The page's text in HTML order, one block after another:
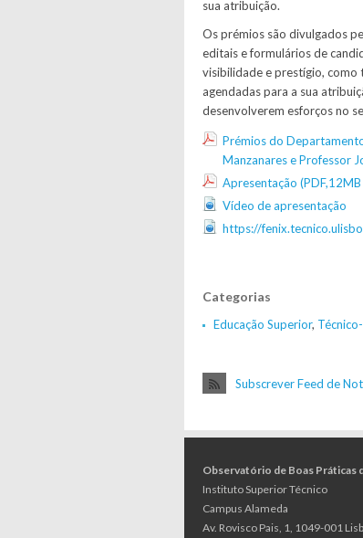
sua atribuição.
Os prémios são divulgados
editais e formulários de
visibilidade e prestígio, como
agendadas para a sua
desenvolverem esforços no
Prémios do
Manzanares e Professor
Apresentação (PDF,12MB
Vídeo de apresentação
https://
Categorias
Educação Superior,
Subscrever Feed de
Observatório de Boas Práticas
Instituto Superior Técnico
Campus Alameda
Av. Rovisco Pais, 1, 1049-001